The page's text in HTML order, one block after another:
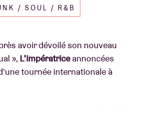
/ SOUL / R&B
avoir dévoilé son nouveau
», L’impératriceannoncées
tournée internationale à